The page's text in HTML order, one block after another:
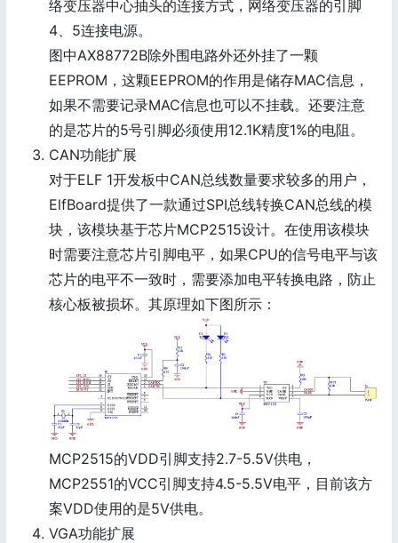
络变压器中心抽头的连接方式，网络变压器的引脚
4、5连接电源。
图中AX88772B除外围电路外还外挂了一颗
EEPROM，这颗EEPROM的作用是储存MAC信息，
如果不需要记录MAC信息也可以不挂载。还要注意
的是芯片的5号引脚必须使用12.1K精度1%的电阻。
CAN功能扩展
对于ELF 1开发板中CAN总线数量要求较多的用户，
ElfBoard提供了一款通过SPI总线转换CAN总线的模
块，该模块基于芯片MCP2515设计。在使用该模块
时需要注意芯片引脚电平，如果CPU的信号电平与该
芯片的电平不一致时，需要添加电平转换电路，防止
核心板被损坏。其原理如下图所示：
MCP2515的VDD引脚支持2.7-5.5V供电，
MCP2551的VCC引脚支持4.5-5.5V电平，目前该方
案VDD使用的是5V供电。
VGA功能扩展